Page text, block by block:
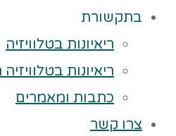
בתקשורת
ריאיונות בטלוויזיה
ריאיונות
כתבות ומאמרים
צרו קשר